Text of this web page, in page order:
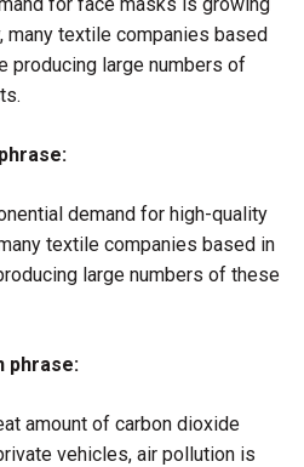
many textile companies based
producing large numbers of
demand for high-quality
textile companies based in
large numbers of these
phrase:
amount of carbon dioxide
vehicles, air pollution is